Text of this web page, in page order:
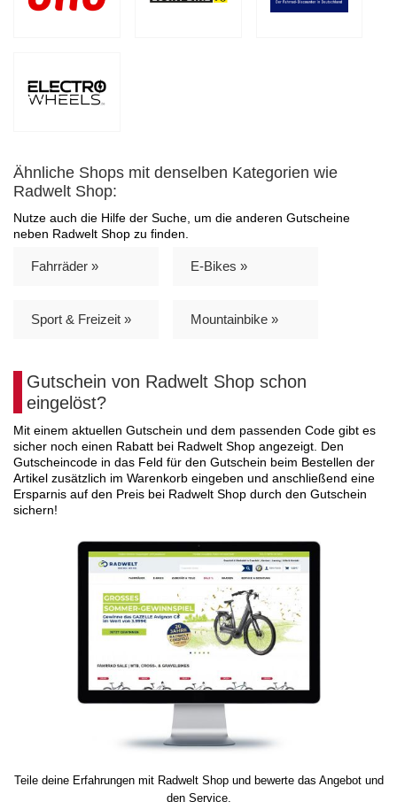
Ähnliche Shops mit denselben Kategorien wie
Radwelt Shop:
Nutze auch die Hilfe der Suche, um die anderen Gutscheine
neben Radwelt Shop zu finden.
Fahrräder » E-Bikes »
Sport & Freizeit » Mountainbike »
Gutschein von Radwelt Shop schon
eingelöst?
Mit einem aktuellen Gutschein und dem passenden Code gibt es
sicher noch einen Rabatt bei Radwelt Shop angezeigt. Den
Gutscheincode in das Feld für den Gutschein beim Bestellen der
Artikel zusätzlich im Warenkorb eingeben und anschließend eine
Ersparnis auf den Preis bei Radwelt Shop durch den Gutschein
sichern!
Teile deine Erfahrungen mit Radwelt Shop und bewerte das Angebot und
den Service.